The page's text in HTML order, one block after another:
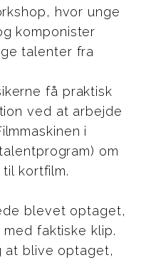
hvor unge
komponister
talenter fra
få praktisk
ved at arbejde
i
om
kortfilm.
blevet optaget,
faktiske klip.
at blive optaget,